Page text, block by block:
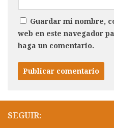
Guardar mi nombre,
web en este navegador
haga un comentario.
SEGUIR: